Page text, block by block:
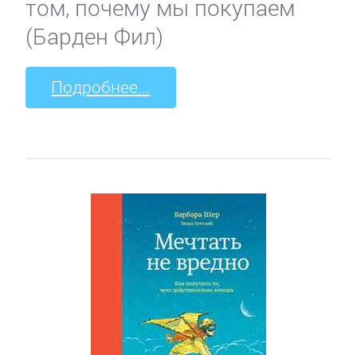
том, почему мы покупаем
(Барден Фил)
Подробнее...